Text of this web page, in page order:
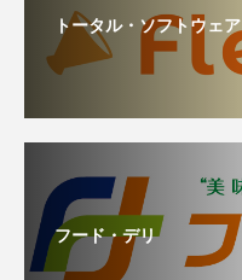
トータル・ソフトウェア
フード・デリ